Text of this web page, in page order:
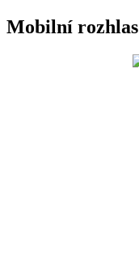
Mobilní rozhlas